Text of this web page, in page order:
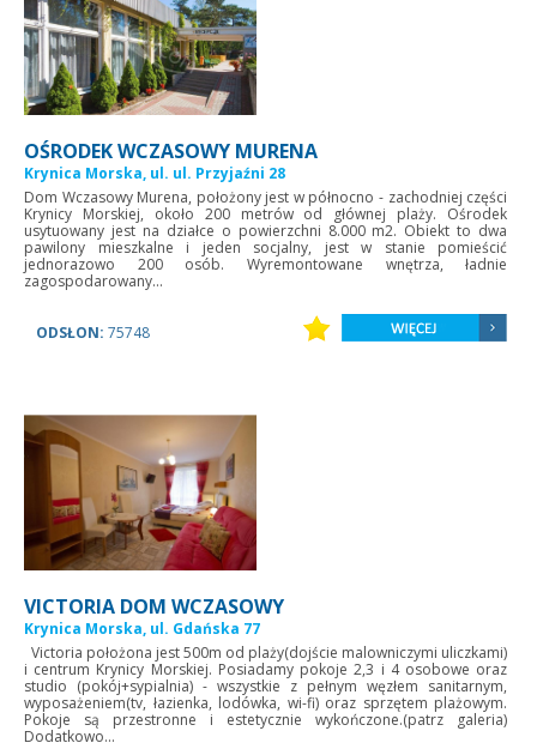
OŚRODEK WCZASOWY MURENA
Krynica Morska, ul. ul. Przyjaźni 28
Dom Wczasowy Murena, położony jest w północno - zachodniej części
Krynicy Morskiej, około 200 metrów od głównej plaży. Ośrodek
usytuowany jest na działce o powierzchni 8.000 m2. Obiekt to dwa
pawilony mieszkalne i jeden socjalny, jest w stanie pomieścić
jednorazowo 200 osób. Wyremontowane wnętrza, ładnie
zagospodarowany...
ODSŁON: 75748
VICTORIA DOM WCZASOWY
Krynica Morska, ul. Gdańska 77
Victoria położona jest 500m od plaży(dojście malowniczymi uliczkami)
i centrum Krynicy Morskiej. Posiadamy pokoje 2,3 i 4 osobowe oraz
studio (pokój+sypialnia) - wszystkie z pełnym węzłem sanitarnym,
wyposażeniem(tv, łazienka, lodówka, wi-fi) oraz sprzętem plażowym.
Pokoje są przestronne i estetycznie wykończone.(patrz galeria)
Dodatkowo...